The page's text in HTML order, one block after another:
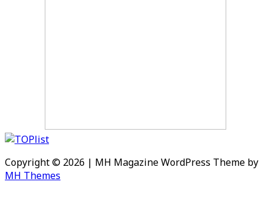
Copyright © 2026 | MH Magazine WordPress Theme by
MH Themes